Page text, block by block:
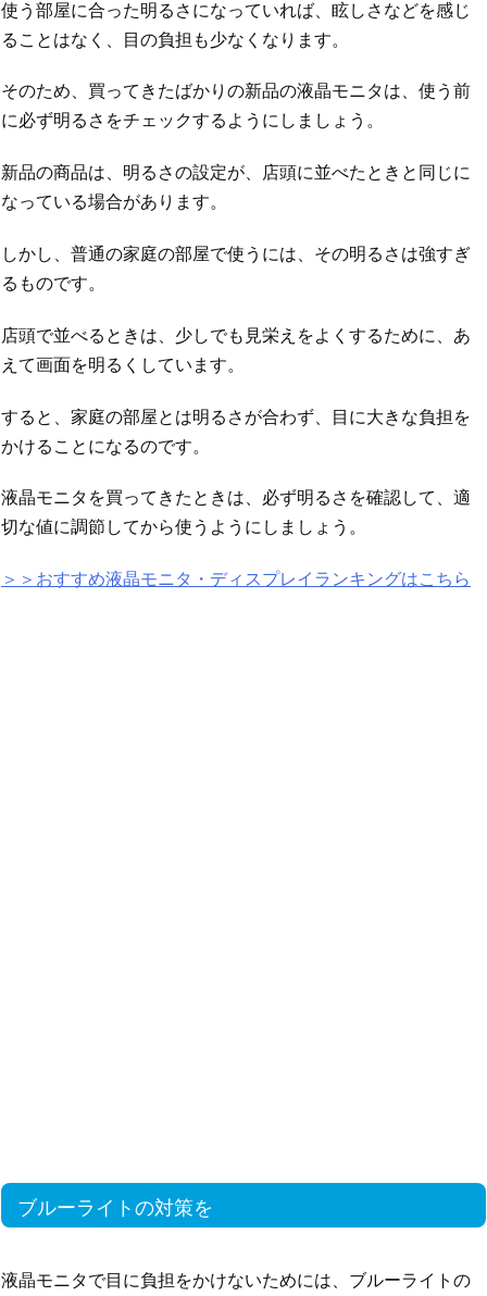
使う部屋に合った明るさになっていれば、眩しさなどを感じ
ることはなく、目の負担も少なくなります。
そのため、買ってきたばかりの新品の液晶モニタは、使う前
に必ず明るさをチェックするようにしましょう。
新品の商品は、明るさの設定が、店頭に並べたときと同じに
なっている場合があります。
しかし、普通の家庭の部屋で使うには、その明るさは強すぎ
るものです。
店頭で並べるときは、少しでも見栄えをよくするために、あ
えて画面を明るくしています。
すると、家庭の部屋とは明るさが合わず、目に大きな負担を
かけることになるのです。
液晶モニタを買ってきたときは、必ず明るさを確認して、適
切な値に調節してから使うようにしましょう。
＞＞おすすめ液晶モニタ・ディスプレイランキングはこちら
ブルーライトの対策を
液晶モニタで目に負担をかけないためには、ブルーライトの